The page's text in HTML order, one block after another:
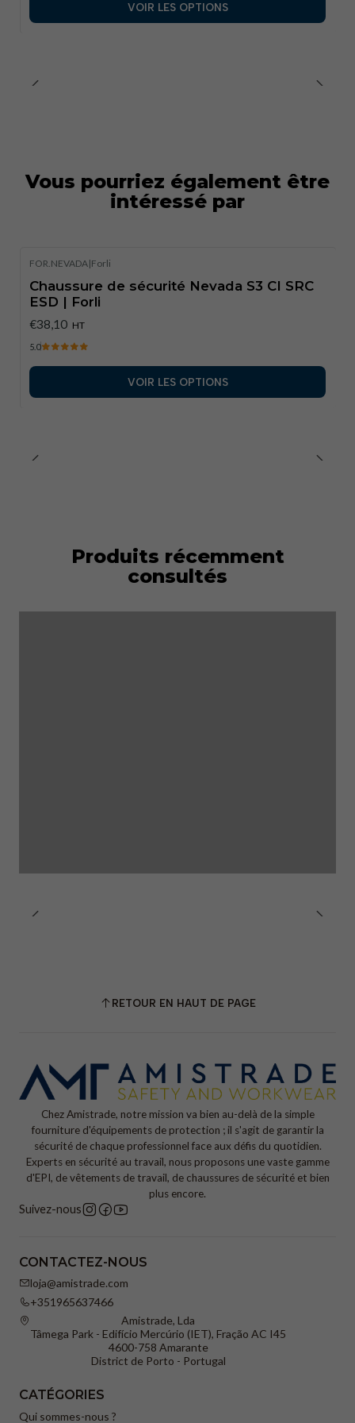
VOIR LES OPTIONS
Vous pourriez également être
intéressé par
FOR.NEVADA|Forli
Chaussure de sécurité Nevada S3 CI SRC
ESD | Forli
€38,10 HT
5.0
VOIR LES OPTIONS
Produits récemment
consultés
RETOUR EN HAUT DE PAGE
Chez Amistrade, notre mission va bien au-delà de la simple
fourniture d'équipements de protection ; il s'agit de garantir la
sécurité de chaque professionnel face aux défis du quotidien.
Experts en sécurité au travail, nous proposons une vaste gamme
d'EPI, de vêtements de travail, de chaussures de sécurité et bien
plus encore.
Suivez-nous
CONTACTEZ-NOUS
loja@amistrade.com
+351965637466
Amistrade, Lda
Tâmega Park - Edifício Mercúrio (IET), Fração AC I45
4600-758 Amarante
District de Porto - Portugal
CATÉGORIES
Qui sommes-nous ?